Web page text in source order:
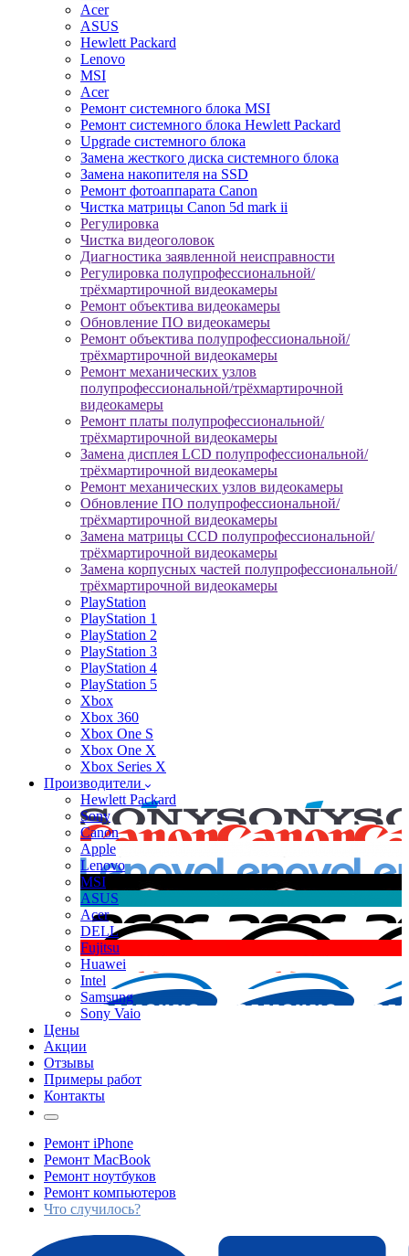
Acer
ASUS
Hewlett Packard
Lenovo
MSI
Acer
Ремонт системного блока MSI
Ремонт системного блока Hewlett Packard
Upgrade системного блока
Замена жесткого диска системного блока
Замена накопителя на SSD
Ремонт фотоаппарата Canon
Чистка матрицы Canon 5d mark ii
Регулировка
Чистка видеоголовок
Диагностика заявленной неисправности
Регулировка полупрофессиональной/
трёхмартирочной видеокамеры
Ремонт объектива видеокамеры
Обновление ПО видеокамеры
Ремонт объектива полупрофессиональной/
трёхмартирочной видеокамеры
Ремонт механических узлов
полупрофессиональной/трёхмартирочной
видеокамеры
Ремонт платы полупрофессиональной/
трёхмартирочной видеокамеры
Замена дисплея LCD полупрофессиональной/
трёхмартирочной видеокамеры
Ремонт механических узлов видеокамеры
Обновление ПО полупрофессиональной/
трёхмартирочной видеокамеры
Замена матрицы CCD полупрофессиональной/
трёхмартирочной видеокамеры
Замена корпусных частей полупрофессиональной/
трёхмартирочной видеокамеры
PlayStation
PlayStation 1
PlayStation 2
PlayStation 3
PlayStation 4
PlayStation 5
Xbox
Xbox 360
Xbox One S
Xbox One X
Xbox Series X
Производители
Hewlett Packard
Sony
Canon
Apple
Lenovo
MSI
ASUS
Acer
DELL
Fujitsu
Huawei
Intel
Samsung
Sony Vaio
Цены
Акции
Отзывы
Примеры работ
Контакты
Ремонт iPhone
Ремонт MacBook
Ремонт ноутбуков
Ремонт компьютеров
Что случилось?